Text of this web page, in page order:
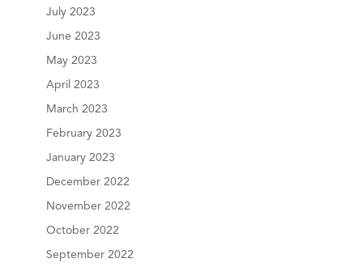
July 2023
June 2023
May 2023
April 2023
March 2023
February 2023
January 2023
December 2022
November 2022
October 2022
September 2022